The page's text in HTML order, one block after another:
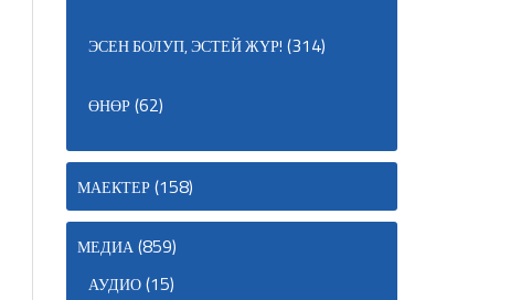
ЭСЕН БОЛУП, ЭСТЕЙ ЖҮР! (314)
ӨНӨР(62)
МАЕКТЕР(158)
МЕДИА(859)
АУДИО(15)